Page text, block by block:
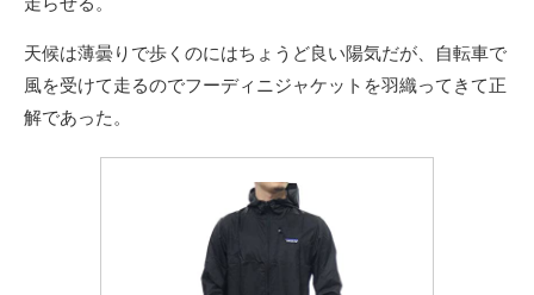
天候は薄曇りで歩くのにはちょうど良い陽気だが、自転車で
風を受けて走るのでフーディニジャケットを羽織ってきて正
解であった。